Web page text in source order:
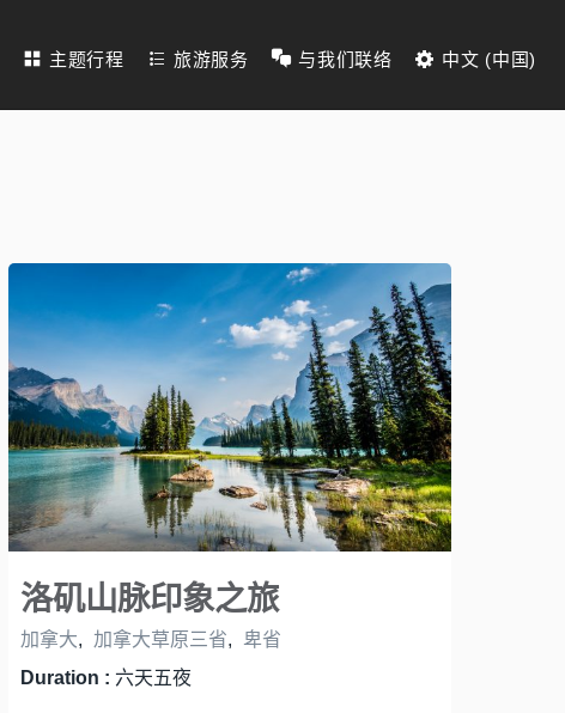
主题行程 旅游服务 与我们联络 中文 (中国)
洛矶山脉印象之旅
加拿大, 加拿大草原三省,
卑省
Duration : 六天五夜